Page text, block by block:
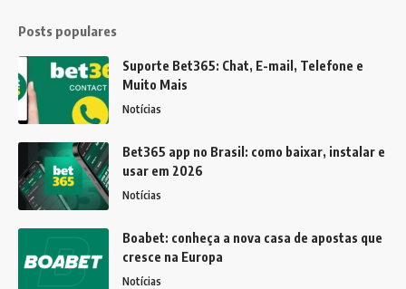
Posts populares
Suporte Bet365: Chat, E-mail, Telefone e
Muito Mais
Notícias
Bet365 app no Brasil: como baixar, instalar e
usar em 2026
Notícias
Boabet: conheça a nova casa de apostas que
cresce na Europa
Notícias